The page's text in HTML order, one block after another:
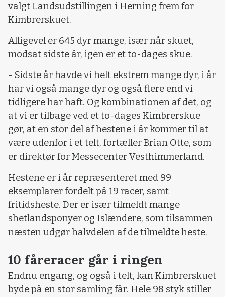
valgt Landsudstillingen i Herning frem for
Kimbrerskuet.
Alligevel er 645 dyr mange, især når skuet,
modsat sidste år, igen er et to-dages skue.
- Sidste år havde vi helt ekstrem mange dyr, i år
har vi også mange dyr og også flere end vi
tidligere har haft. Og kombinationen af det, og
at vi er tilbage ved et to-dages Kimbrerskue
gør, at en stor del af hestene i år kommer til at
være udenfor i et telt, fortæller Brian Otte, som
er direktør for Messecenter Vesthimmerland.
Hestene er i år repræsenteret med 99
eksemplarer fordelt på 19 racer, samt
fritidsheste. Der er især tilmeldt mange
shetlandsponyer og Islændere, som tilsammen
næsten udgør halvdelen af de tilmeldte heste.
10 fåreracer går i ringen
Endnu engang, og også i telt, kan Kimbrerskuet
byde på en stor samling får. Hele 98 styk stiller